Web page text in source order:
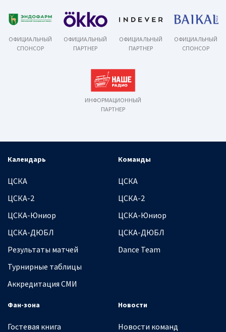
ОФИЦИАЛЬНЫЙ
СПОНСОР
ОФИЦИАЛЬНЫЙ
ПАРТНЕР
ОФИЦИАЛЬНЫЙ
ПАРТНЕР
ОФИЦИАЛЬНЫЙ
СПОНСОР
ИНФОРМАЦИОННЫЙ
ПАРТНЕР
Календарь
ЦСКА
ЦСКА-2
ЦСКА-Юниор
ЦСКА-ДЮБЛ
Результаты матчей
Турнирные таблицы
Аккредитация СМИ
Команды
ЦСКА
ЦСКА-2
ЦСКА-Юниор
ЦСКА-ДЮБЛ
Dance Team
Фан-зона
Гостевая книга
Новости
Новости команд